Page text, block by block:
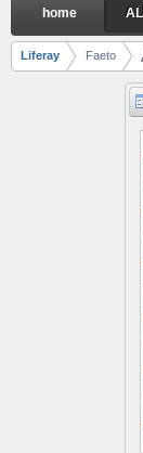
ALBO
Navigazione
home
Breadcrumb
Liferay Faeto